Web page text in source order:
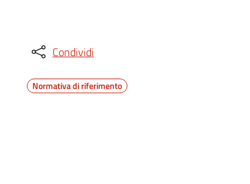
Condividi
Normativa di riferimento